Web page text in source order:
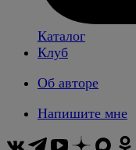
Каталог
Клуб
Об авторе
Напишите мне